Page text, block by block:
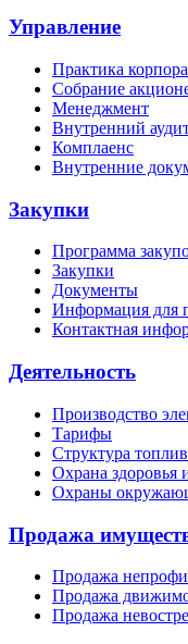
Управление
Практика
Собрание
Менеджмент
Внутренний
Комплаенс
Внутренние
Закупки
Программа
Закупки
Документы
Информация для
Контактная
Деятельность
Производство
Тарифы
Структура
Охрана здоровья
Охраны
Продажа
Продажа
Продажа
Продажа